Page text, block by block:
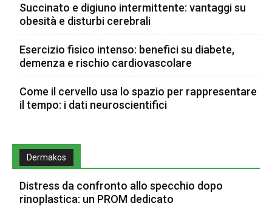
Succinato e digiuno intermittente: vantaggi su
obesità e disturbi cerebrali
Esercizio fisico intenso: benefici su diabete,
demenza e rischio cardiovascolare
Come il cervello usa lo spazio per rappresentare
il tempo: i dati neuroscientifici
Dermakos
Distress da confronto allo specchio dopo
rinoplastica: un PROM dedicato